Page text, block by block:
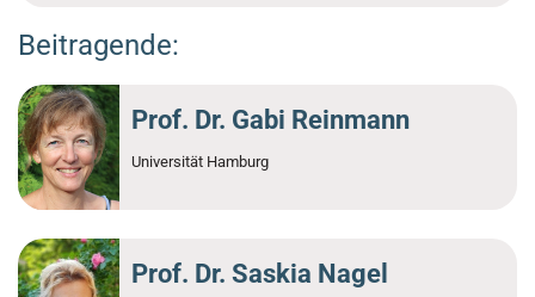
Beitragende:
Prof. Dr. Gabi Reinmann
Universität Hamburg
Prof. Dr. Saskia Nagel